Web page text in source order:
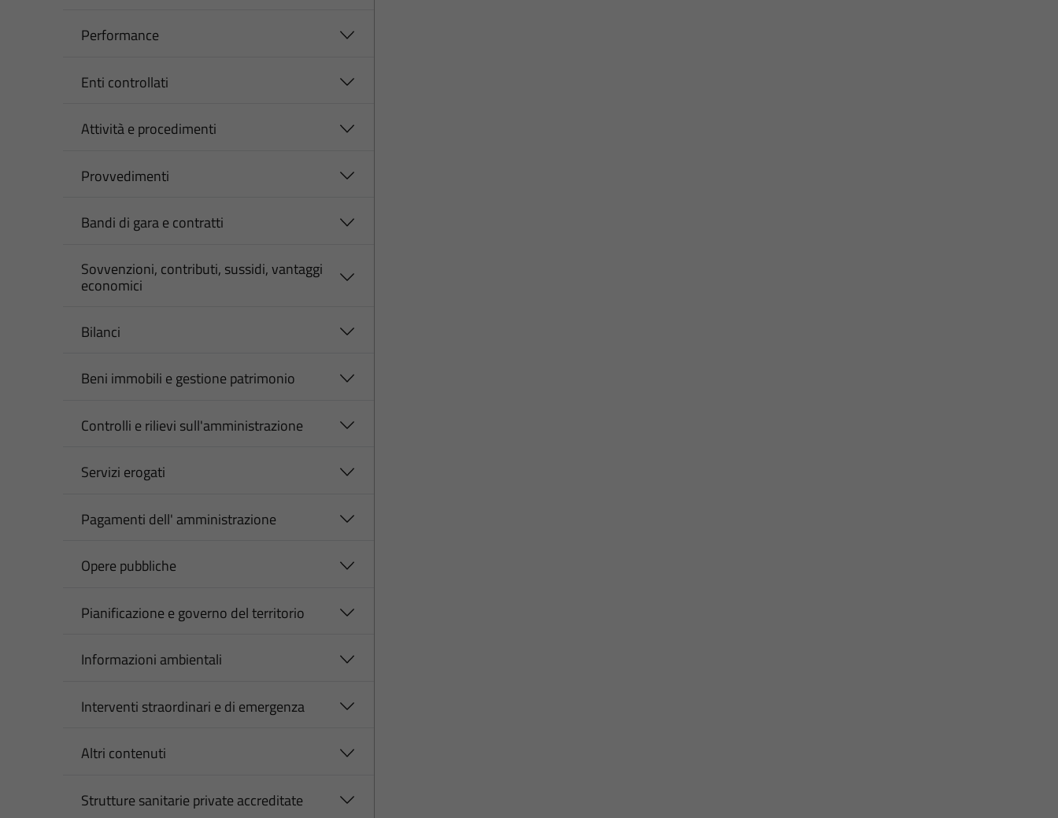
Performance
Enti controllati
Attività e procedimenti
Provvedimenti
Bandi di gara e contratti
Sovvenzioni, contributi, sussidi, vantaggi
economici
Bilanci
Beni immobili e gestione patrimonio
Controlli e rilievi sull'amministrazione
Servizi erogati
Pagamenti dell' amministrazione
Opere pubbliche
Pianificazione e governo del territorio
Informazioni ambientali
Interventi straordinari e di emergenza
Altri contenuti
Strutture sanitarie private accreditate